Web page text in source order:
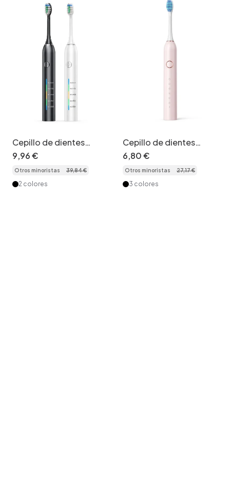
Cepillo de dientes
eléctrico sónico
avanzado con 5 modos,
estuche de viaje y
batería de larga
9,96€
Otros minoristas 39,84€
2 colores
Cepillo de dientes
eléctrico sónico con 6
modos, 8 cabezales,
temporizador
inteligente y 40000
6,80€
Otros minoristas 27,17€
3 colores